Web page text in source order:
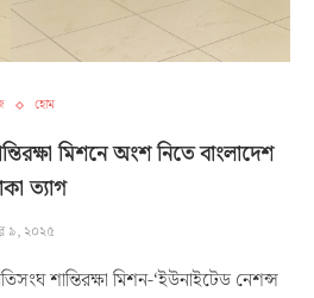
হোম
মিশনে অংশ নিতে বাংলাদেশ
ত্যাগ
৯, ২০২৫
শান্তিরক্ষা মিশন-‘ইউনাইটেড নেশন্স